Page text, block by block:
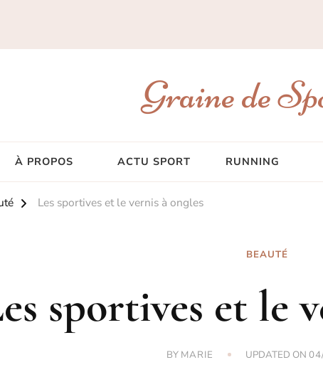
Graine de
À PROPOS ACTU SPORT RUNNING
Les sportives et le vernis à ongles
BEAUTÉ
sportives et le
BY MARIE UPDATED ON